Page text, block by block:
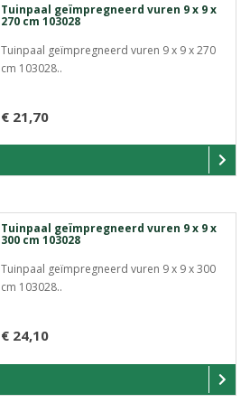
Tuinpaal geïmpregneerd vuren 9 x 9 x
270 cm 103028
Tuinpaal geïmpregneerd vuren 9 x 9 x 270
cm 103028..
€ 21,70
Tuinpaal geïmpregneerd vuren 9 x 9 x
300 cm 103028
Tuinpaal geïmpregneerd vuren 9 x 9 x 300
cm 103028..
€ 24,10